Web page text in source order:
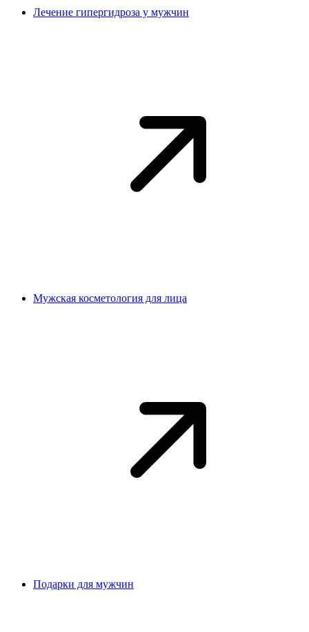
Лечение гипергидроза у мужчин
Мужская косметология для лица
Подарки для мужчин